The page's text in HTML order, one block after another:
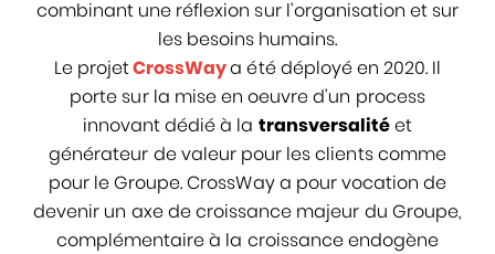
combinant une réflexion sur l’organisation et sur
les besoins humains.
Le projetCrossWaya été déployé en 2020. Il
porte sur la mise en oeuvre d’un process
innovant dédié à la transversalitéet
générateur de valeur pour les clients comme
pour le Groupe. CrossWay a pour vocation de
devenir un axe de croissance majeur du Groupe,
complémentaire à la croissance endogène